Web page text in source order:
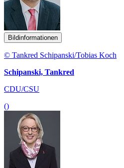
Bildinformationen
© Tankred Schipanski/Tobias Koch
Schipanski, Tankred
CDU/CSU
()